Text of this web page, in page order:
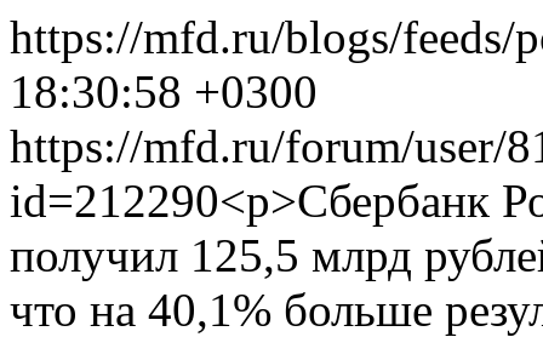
https://mfd.ru/blogs/feeds/
18:30:58 +0300
https://mfd.ru/forum/user/
id=212290<p>Сбербанк
получил 125,5 млрд
что на 40,1% больше